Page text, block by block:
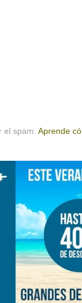
el spam. Aprende